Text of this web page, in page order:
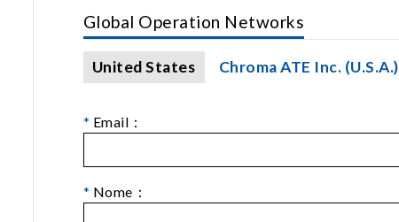
Global Operation Networks
United States Chroma ATE Inc. (U.S.A.)
* Email：
* Nome：